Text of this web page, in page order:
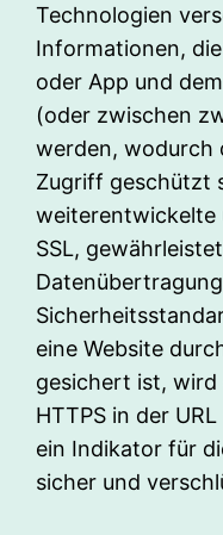
Technologien
Informationen,
oder App und
(oder zwischen
werden, wodurch
Zugriff geschützt
weiterentwickelte
SSL,
eine Website
gesichert ist, wird
HTTPS in der
ein Indikator für
sicher und